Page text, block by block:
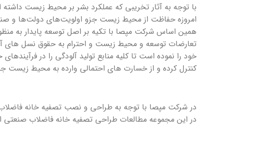
با توجه به آثار تخریبی که عملکرد بشر بر محیط زیست
امروزه حفاظت از محیط زیست جزو اولویت‌های دولت‌ها و
همین اساس شرکت مپصا با تکیه بر اصل توسعه پایدار به
تعارضات توسعه و محیط زیست و احترام به حقوق نسل های
خود را نموده است تا کلیه منابع تولید آلودگی را در
کنترل کرده و از خسارت های احتمالی وارده به محیط زیست
در شرکت مپصا با توجه به طراحی و نصب تصفیه خانه
در این مجموعه مطالعات طراحی تصفیه خانه فاضلاب